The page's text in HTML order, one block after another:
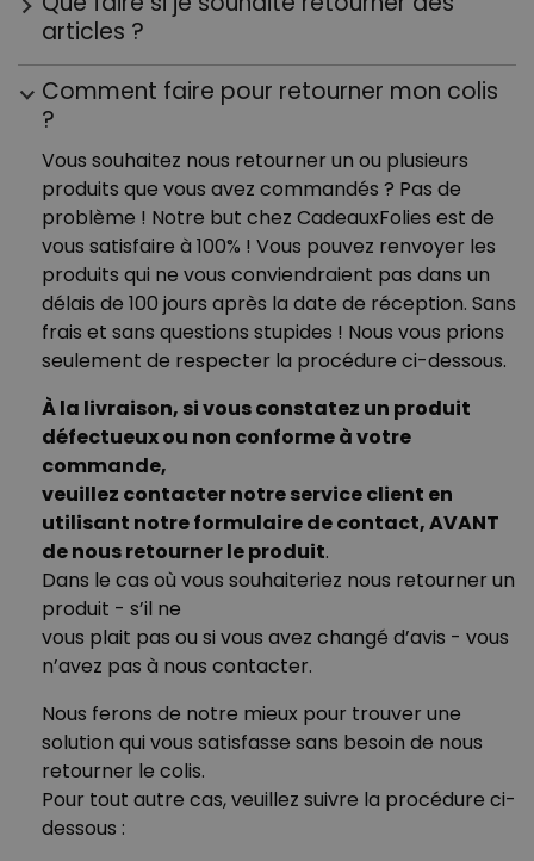
Personnalisable
Poster photo personnalisé
avec texte
plus de 400
Personnalisable
Chaussettes personnalisées
avec votre animal de
compagnie
14.000
exemplaires
vendus
19,99 €
Personnalisable
Tablier de cuisine
personnalisé Édition limitée
exemplaires
vendus
29,99 €
articles ?
Pas de problème ! Pour plus de renseignements
sur les retours, les remboursements et le droit de
rétractation de 100 jours, veuillez consulter notre
page informative,juste ici.
Si vous souhaitez en savoir plus à ce sujet,
contactez-nous!
Comment faire pour retourner mon colis
?
Vous souhaitez nous retourner un ou plusieurs
produits que vous avez commandés ? Pas de
problème ! Notre but chez CadeauxFolies est de
vous satisfaire à 100% ! Vous pouvez renvoyer les
produits qui ne vous conviendraient pas dans un
délais de 100 jours après la date de réception. Sans
frais et sans questions stupides ! Nous vous prions
seulement de respecter la procédure ci-dessous.
À la livraison, si vous constatez un produit
défectueux ou non conforme à votre
commande,
veuillez contacter notre service client en
utilisant notre formulaire de contact, AVANT
de nous retourner le produit.
Dans le cas où vous souhaiteriez nous retourner un
produit - s’il ne
vous plait pas ou si vous avez changé d’avis - vous
n’avez pas à nous contacter.
Nous ferons de notre mieux pour trouver une
solution qui vous satisfasse sans besoin de nous
retourner le colis.
Pour tout autre cas, veuillez suivre la procédure ci-
dessous :